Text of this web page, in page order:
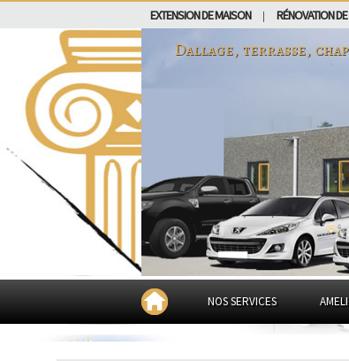
EXTENSION DE MAISON RÉNOVATION
Dallage, terrasse,
NOS SERVICES